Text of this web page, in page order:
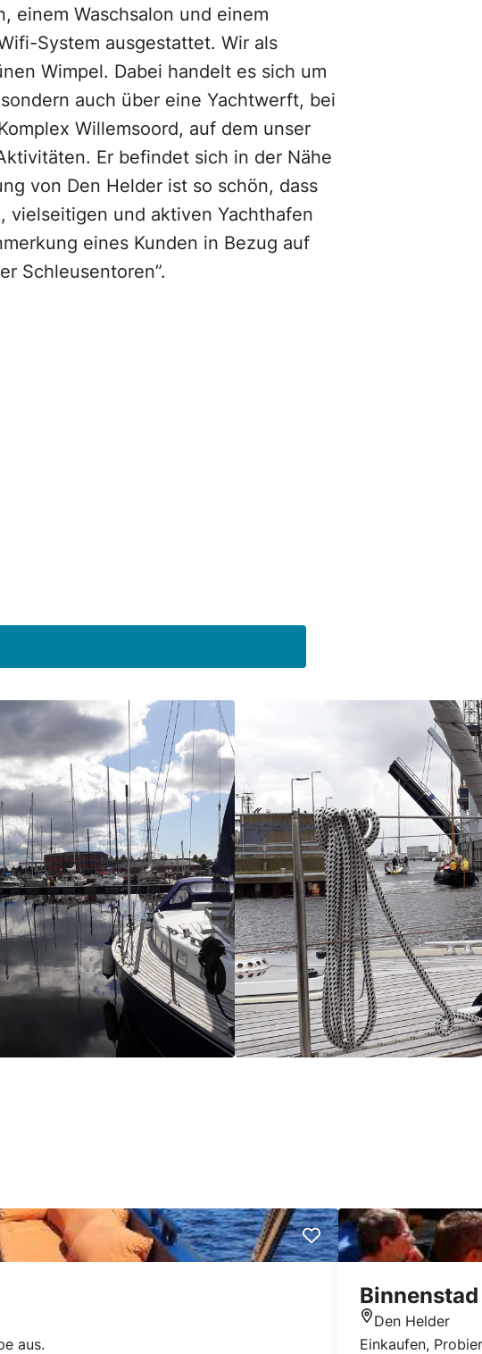
einem Waschsalon und einem
System ausgestattet. Wir als
Wimpel. Dabei handelt es sich um
auch über eine Yachtwerft, bei
Willemsoord, auf dem unser
Er befindet sich in der Nähe
von Den Helder ist so schön, dass
vielseitigen und aktiven Yachthafen
eines Kunden in Bezug auf
Schleusentoren”.
aus.
Standort
Den Helder
Einkaufen,